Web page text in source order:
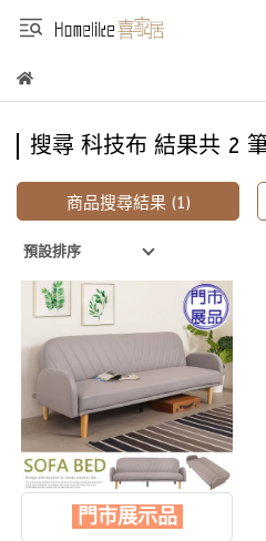
搜尋 科技布 結果共 2
商品搜尋結果 (1)
預設排序
門市展示品